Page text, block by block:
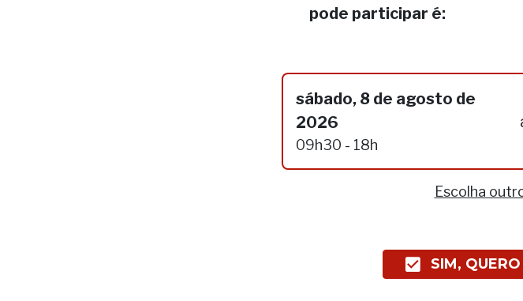
pode participar é:
sábado, 8 de agosto de
2026
09h30 - 18h
Escolha
SIM,